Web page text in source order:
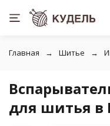
Главная Шитье
для шитья в